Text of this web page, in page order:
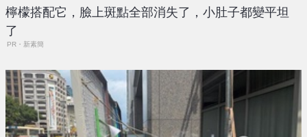
檸檬搭配它，臉上斑點全部消失了，小肚子都變平坦
了
PR・新素簡